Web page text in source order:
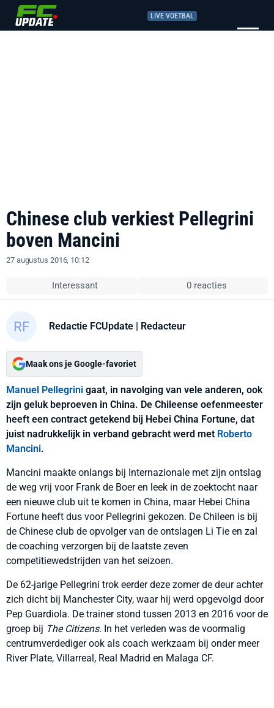
LIVE VOETBAL
Chinese club verkiest Pellegrini
boven Mancini
27 augustus 2016, 10:12
Interessant 0 reacties
Redactie FCUpdate | Redacteur
Maak ons je Google-favoriet
Manuel Pellegrini gaat, in navolging van vele anderen, ook
zijn geluk beproeven in China. De Chileense oefenmeester
heeft een contract getekend bij Hebei China Fortune, dat
juist nadrukkelijk in verband gebracht werd met Roberto
Mancini.
Mancini maakte onlangs bij Internazionale met zijn ontslag
de weg vrij voor Frank de Boer en leek in de zoektocht naar
een nieuwe club uit te komen in China, maar Hebei China
Fortune heeft dus voor Pellegrini gekozen. De Chileen is bij
de Chinese club de opvolger van de ontslagen Li Tie en zal
de coaching verzorgen bij de laatste zeven
competitiewedstrijden van het seizoen.
De 62-jarige Pellegrini trok eerder deze zomer de deur achter
zich dicht bij Manchester City, waar hij werd opgevolgd door
Pep Guardiola. De trainer stond tussen 2013 en 2016 voor de
groep bij The Citizens. In het verleden was de voormalig
centrumverdediger ook als coach werkzaam bij onder meer
River Plate, Villarreal, Real Madrid en Malaga CF.